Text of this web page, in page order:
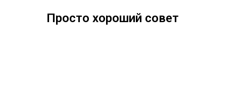
Просто хороший совет